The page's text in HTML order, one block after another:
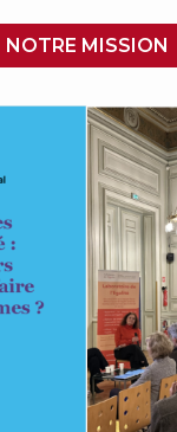
NOTRE MISSION